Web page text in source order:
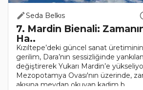
Seda Belkıs
7. Mardin Bienali:
Ha..
Kızıltepe’deki güncel sanat üretiminin
gerilim, Dara’nın sessizliğinde
değiştirerek Yukarı Mardin’e
Mezopotamya Ovası'nın üzerinde,
akışına meydan okuyan kadim b..